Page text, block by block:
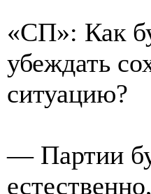
«СП»: Как
убеждать
ситуацию?
— Партии